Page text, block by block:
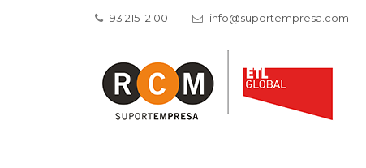
93 215 12 00 info@suportempresa.com